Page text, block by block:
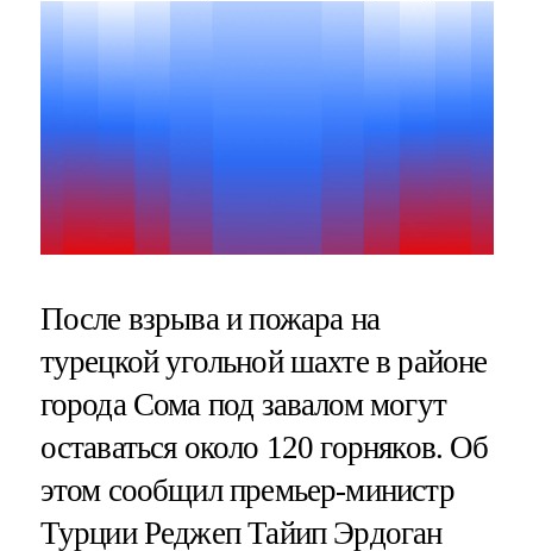
После взрыва и пожара на
турецкой угольной шахте в районе
города Сома под завалом могут
оставаться около 120 горняков. Об
этом сообщил премьер-министр
Турции Реджеп Тайип Эрдоган